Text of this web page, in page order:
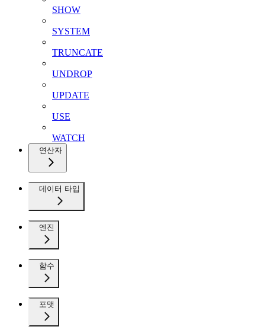
SHOW
SYSTEM
TRUNCATE
UNDROP
UPDATE
USE
WATCH
연산자
데이터 타입
엔진
함수
포맷